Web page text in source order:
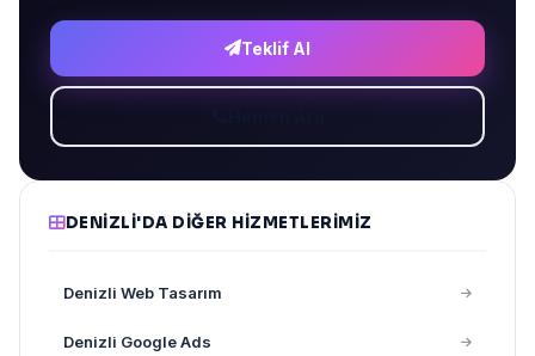
Teklif Al
DENIZLI'DA DIĞER HIZMETLERIMIZ
Denizli Web Tasarım
Denizli Google Ads